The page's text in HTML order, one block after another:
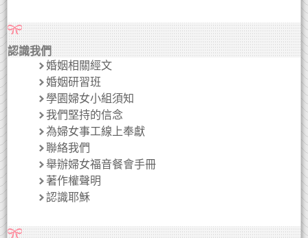
認識我們
婚姻相關經文
婚姻研習班
學園婦女小組須知
我們堅持的信念
為婦女事工線上奉獻
聯絡我們
舉辦婦女福音餐會手冊
著作權聲明
認識耶穌